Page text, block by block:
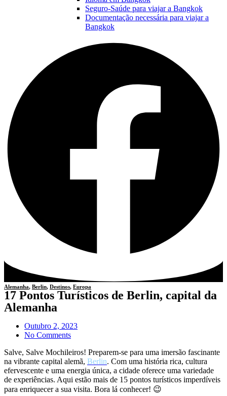
Seguro-Saúde para viajar a Bangkok
Documentação necessária para viajar a
Bangkok
Alemanha, Berlin, Destinos, Europa
17 Pontos Turísticos de Berlin, capital da
Alemanha
Outubro 2, 2023
No Comments
Salve, Salve Mochileiros! Preparem-se para uma imersão fascinante
na vibrante capital alemã, Berlin. Com uma história rica, cultura
efervescente e uma energia única, a cidade oferece uma variedade
de experiências. Aqui estão mais de 15 pontos turísticos imperdíveis
para enriquecer a sua visita. Bora lá conhecer! 😉